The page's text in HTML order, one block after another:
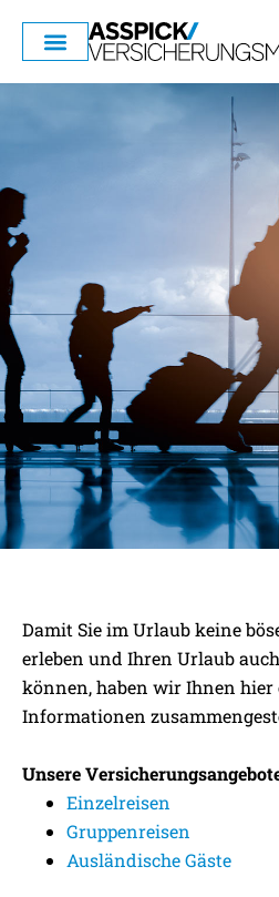
WENN EINER EINE
MACHT,
DANN KANN ER
Damit Sie im Urlaub keine
erleben und Ihren Urlaub
können, haben wir Ihnen hier
Informationen
Unsere
Einzelreisen
Gruppenreisen
Ausländische Gäste